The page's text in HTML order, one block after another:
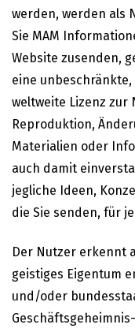
werden, werden als
Sie MAM
Website zusenden,
eine
weltweite Lizenz zur
Reproduktion,
Materialien oder
auch damit
jegliche Ideen,
die Sie senden, für
Der Nutzer erkennt
geistiges Eigentum
und/oder